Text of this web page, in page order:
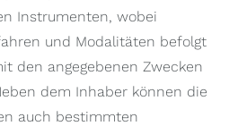
Instrumenten, wobei
und Modalitäten befolgt
den angegebenen Zwecken
dem Inhaber können die
auch bestimmten